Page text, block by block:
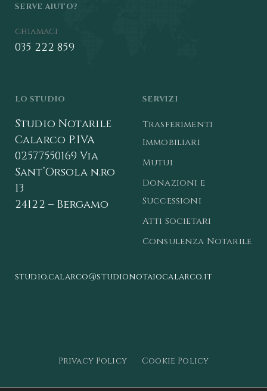
SERVE AIUTO?
chiamaci
035 222 859
LO STUDIO
Studio Notarile
Calarco P.IVA
02577550169 Via
Sant’Orsola n.ro
13
24122 – Bergamo
SERVIZI
Trasferimenti
Immobiliari
Mutui
Donazioni e
Successioni
Atti Societari
Consulenza Notarile
studio.calarco@studionotaiocalarco.it
Privacy Policy Cookie Policy